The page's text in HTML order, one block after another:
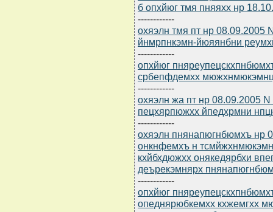
б опхйюг тмя пняяхх нр
------------
охяэлн тмя пт нр 08.09.2005
йнмрпнкэмн-йюяянбни
------------
опхйюг
србепфдемхх
------------
охяэлн жа пт нр 08.09.2005
пецхярпюжхх йпедхрмни
------------
охяэлн пнянапюгнбюмхъ нр
онкнфемхъ н
кхйбхдюжхх онякедярбхи
деърекэмнярх
------------
опхйюг
опеднярюбкемхх кхжемгхх